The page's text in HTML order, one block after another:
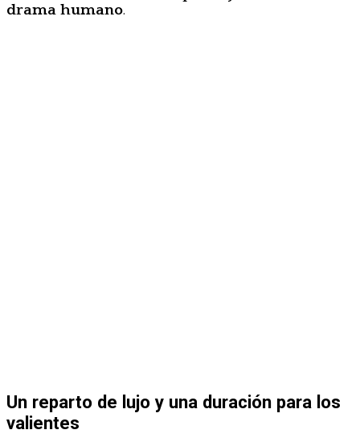
drama humano.
Un reparto de lujo y una duración para los
valientes